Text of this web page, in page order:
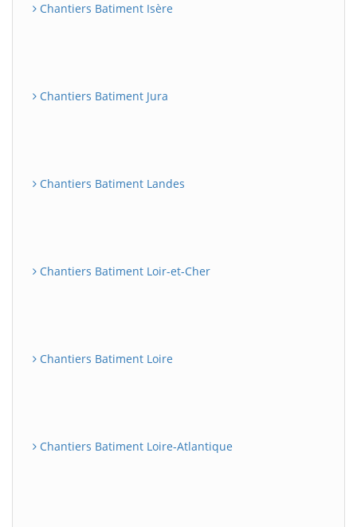
Chantiers Batiment Isère
Chantiers Batiment Jura
Chantiers Batiment Landes
Chantiers Batiment Loir-et-Cher
Chantiers Batiment Loire
Chantiers Batiment Loire-Atlantique